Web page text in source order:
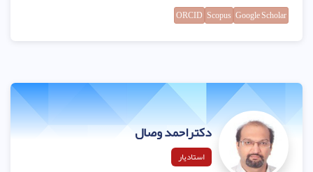
Google Scholar
Scopus
ORCID
دکتراحمد وصال
استادیار